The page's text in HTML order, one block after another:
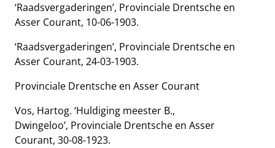
‘Raadsvergaderingen’, Provinciale Drentsche en
Asser Courant, 10-06-1903.
‘Raadsvergaderingen’, Provinciale Drentsche en
Asser Courant, 24-03-1903.
Provinciale Drentsche en Asser Courant
Vos, Hartog. ‘Huldiging meester B.,
Dwingeloo’, Provinciale Drentsche en Asser
Courant, 30-08-1923.